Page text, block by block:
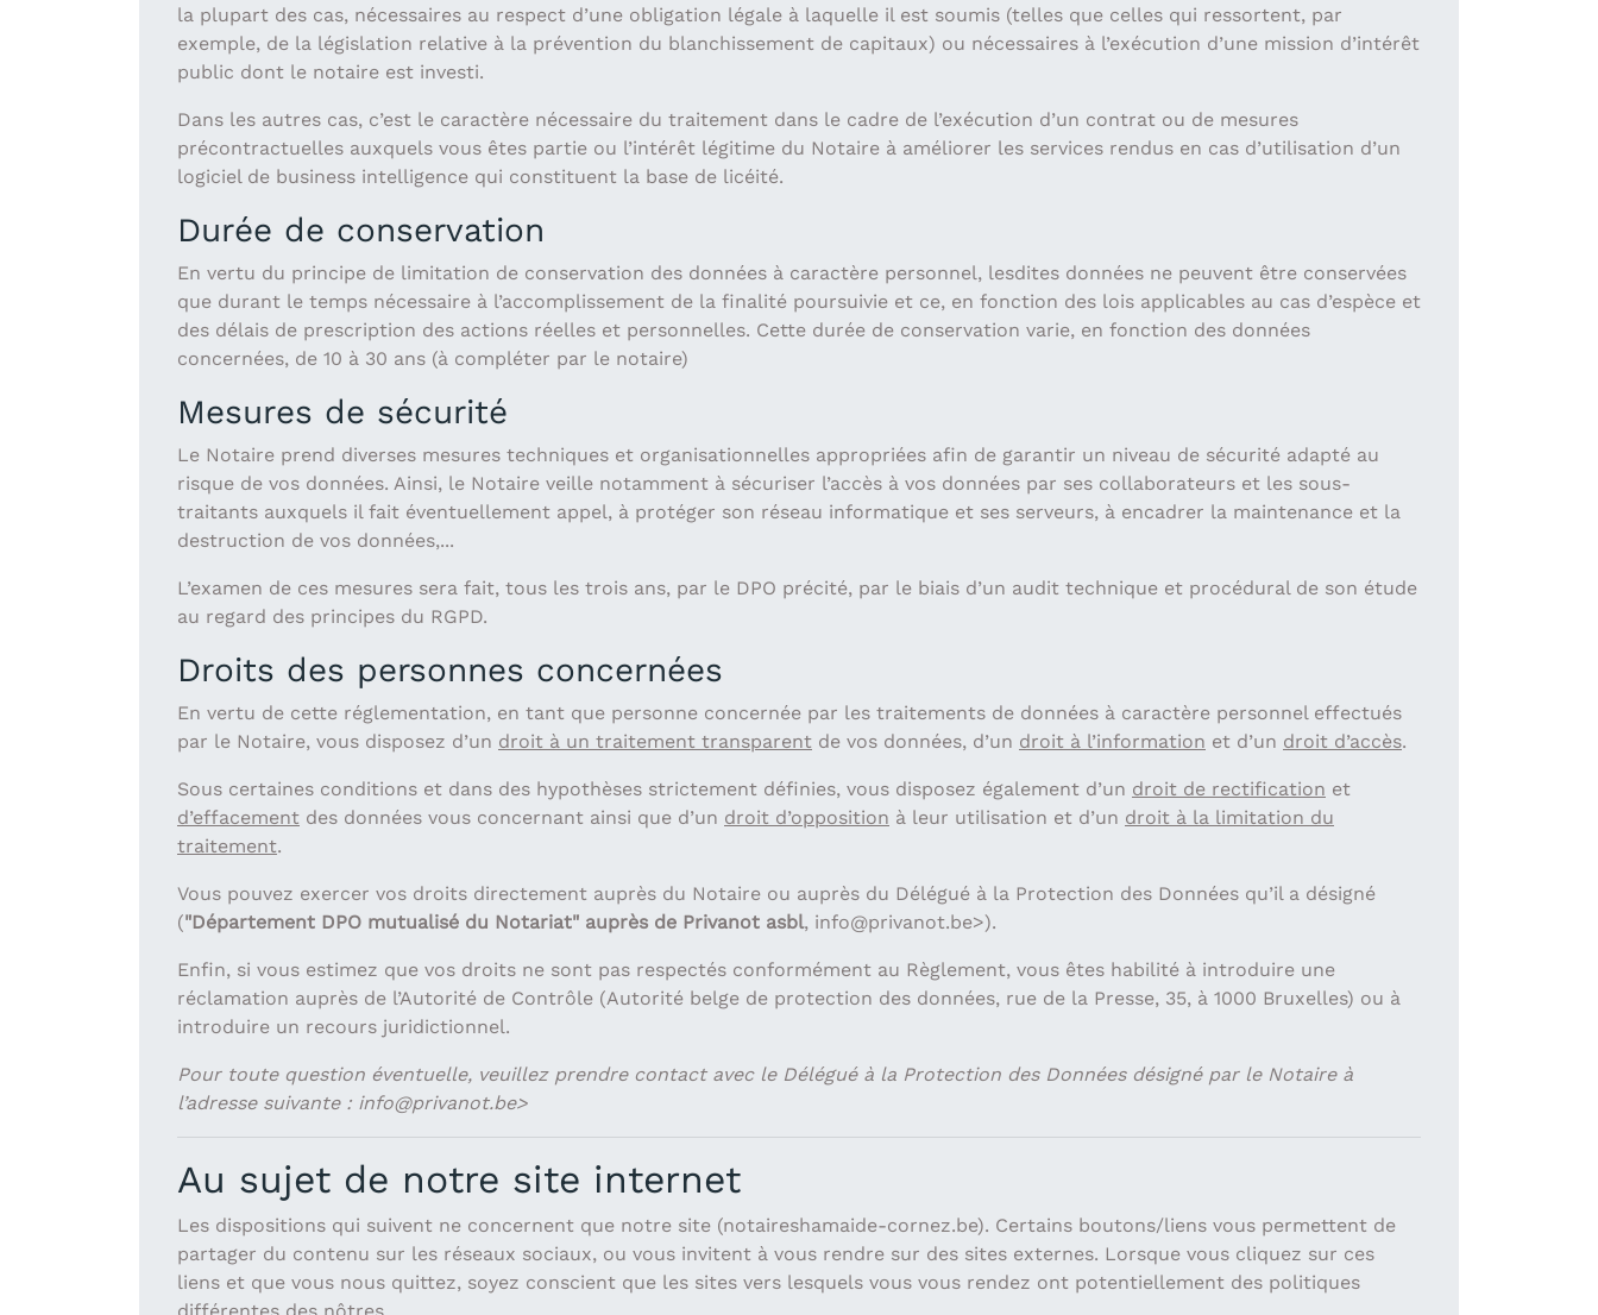
la plupart des cas, nécessaires au respect d’une obligation légale à laquelle il est soumis (telles que celles qui ressortent, par
exemple, de la législation relative à la prévention du blanchissement de capitaux) ou nécessaires à l’exécution d’une mission d’intérêt
public dont le notaire est investi.
Dans les autres cas, c’est le caractère nécessaire du traitement dans le cadre de l’exécution d’un contrat ou de mesures
précontractuelles auxquels vous êtes partie ou l’intérêt légitime du Notaire à améliorer les services rendus en cas d’utilisation d’un
logiciel de business intelligence qui constituent la base de licéité.
Durée de conservation
En vertu du principe de limitation de conservation des données à caractère personnel, lesdites données ne peuvent être conservées
que durant le temps nécessaire à l’accomplissement de la finalité poursuivie et ce, en fonction des lois applicables au cas d’espèce et
des délais de prescription des actions réelles et personnelles. Cette durée de conservation varie, en fonction des données
concernées, de 10 à 30 ans (à compléter par le notaire)
Mesures de sécurité
Le Notaire prend diverses mesures techniques et organisationnelles appropriées afin de garantir un niveau de sécurité adapté au
risque de vos données. Ainsi, le Notaire veille notamment à sécuriser l’accès à vos données par ses collaborateurs et les sous-
traitants auxquels il fait éventuellement appel, à protéger son réseau informatique et ses serveurs, à encadrer la maintenance et la
destruction de vos données,...
L’examen de ces mesures sera fait, tous les trois ans, par le DPO précité, par le biais d’un audit technique et procédural de son étude
au regard des principes du RGPD.
Droits des personnes concernées
En vertu de cette réglementation, en tant que personne concernée par les traitements de données à caractère personnel effectués
par le Notaire, vous disposez d’un droit à un traitement transparent de vos données, d’un droit à l’information et d’un droit d’accès.
Sous certaines conditions et dans des hypothèses strictement définies, vous disposez également d’un droit de rectification et
d’effacement des données vous concernant ainsi que d’un droit d’opposition à leur utilisation et d’un droit à la limitation du
traitement.
Vous pouvez exercer vos droits directement auprès du Notaire ou auprès du Délégué à la Protection des Données qu’il a désigné
("Département DPO mutualisé du Notariat" auprès de Privanot asbl, info@privanot.be>).
Enfin, si vous estimez que vos droits ne sont pas respectés conformément au Règlement, vous êtes habilité à introduire une
réclamation auprès de l’Autorité de Contrôle (Autorité belge de protection des données, rue de la Presse, 35, à 1000 Bruxelles) ou à
introduire un recours juridictionnel.
Pour toute question éventuelle, veuillez prendre contact avec le Délégué à la Protection des Données désigné par le Notaire à
l’adresse suivante : info@privanot.be>
Au sujet de notre site internet
Les dispositions qui suivent ne concernent que notre site (notaireshamaide-cornez.be). Certains boutons/liens vous permettent de
partager du contenu sur les réseaux sociaux, ou vous invitent à vous rendre sur des sites externes. Lorsque vous cliquez sur ces
liens et que vous nous quittez, soyez conscient que les sites vers lesquels vous vous rendez ont potentiellement des politiques